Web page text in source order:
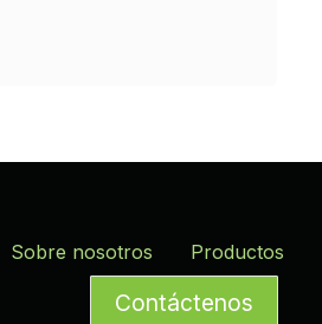
Sobre nosotros Productos
Contáctenos